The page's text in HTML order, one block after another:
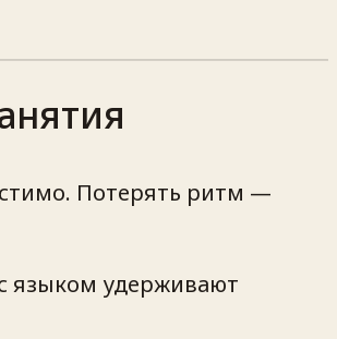
Потерять ритм —
языком удерживают